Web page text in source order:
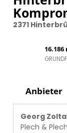
2371
16.186
Anbieter
Georg
Plech &